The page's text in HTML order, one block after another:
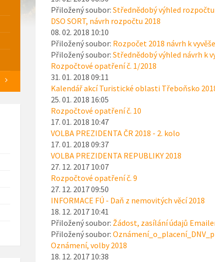
Přiložený soubor: Střednědobý výhled
DSO SORT, návrh rozpočtu 2018
08. 02. 2018 10:10
Přiložený soubor: Rozpočet 2018 návrh k
Přiložený soubor: Střednědobý výhled návrh k
Rozpočtové opatření č. 1/2018
31. 01. 2018 09:11
Kalendář akcí Turistické oblasti Třeboňsko
25. 01. 2018 16:05
Rozpočtové opatření č. 10
17. 01. 2018 10:47
VOLBA PREZIDENTA ČR 2018 - 2. kolo
17. 01. 2018 09:37
VOLBA PREZIDENTA REPUBLIKY 2018
27. 12. 2017 10:07
Rozpočtové opatření č. 9
27. 12. 2017 09:50
INFORMACE FÚ - Daň z nemovitých věcí 2018
18. 12. 2017 10:41
Přiložený soubor: Žádost, zasílání údajů
Přiložený soubor:
Oznámení, volby 2018
18. 12. 2017 10:38